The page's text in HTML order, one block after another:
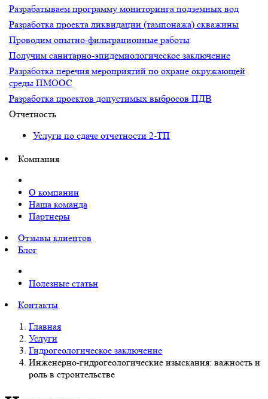
Разрабатываем программу мониторинга подземных вод
Разработка проекта ликвидации (тампонажа) скважины
Проводим опытно-фильтрационные работы
Получим санитарно-эпидемиологическое заключение
Разработка перечня мероприятий по охране окружающей
среды ПМООС
Разработка проектов допустимых выбросов ПДВ
Отчетность
Услуги по сдаче отчетности 2-ТП
Компания
О компании
Наша команда
Партнеры
Отзывы клиентов
Блог
Полезные статьи
Контакты
Главная
Услуги
Гидрогеологическое заключение
Инженерно-гидрогеологические изыскания: важность и
роль в строительстве